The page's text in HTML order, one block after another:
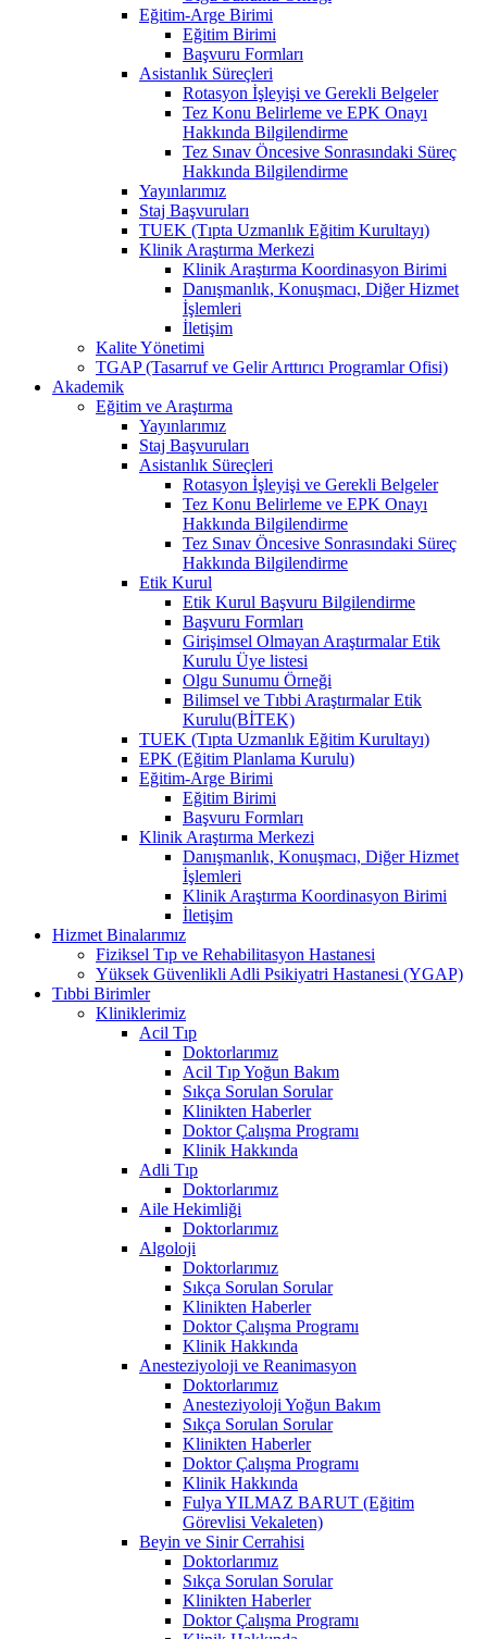
Eğitim-Arge Birimi
Eğitim Birimi
Başvuru Formları
Asistanlık Süreçleri
Rotasyon İşleyişi ve Gerekli Belgeler
Tez Konu Belirleme ve EPK Onayı
Hakkında Bilgilendirme
Tez Sınav Öncesive Sonrasındaki Süreç
Hakkında Bilgilendirme
Yayınlarımız
Staj Başvuruları
TUEK (Tıpta Uzmanlık Eğitim Kurultayı)
Klinik Araştırma Merkezi
Klinik Araştırma Koordinasyon Birimi
Danışmanlık, Konuşmacı, Diğer Hizmet
İşlemleri
İletişim
Kalite Yönetimi
TGAP (Tasarruf ve Gelir Arttırıcı Programlar Ofisi)
Akademik
Eğitim ve Araştırma
Yayınlarımız
Staj Başvuruları
Asistanlık Süreçleri
Rotasyon İşleyişi ve Gerekli Belgeler
Tez Konu Belirleme ve EPK Onayı
Hakkında Bilgilendirme
Tez Sınav Öncesive Sonrasındaki Süreç
Hakkında Bilgilendirme
Etik Kurul
Etik Kurul Başvuru Bilgilendirme
Başvuru Formları
Girişimsel Olmayan Araştırmalar Etik
Kurulu Üye listesi
Olgu Sunumu Örneği
Bilimsel ve Tıbbi Araştırmalar Etik
Kurulu(BİTEK)
TUEK (Tıpta Uzmanlık Eğitim Kurultayı)
EPK (Eğitim Planlama Kurulu)
Eğitim-Arge Birimi
Eğitim Birimi
Başvuru Formları
Klinik Araştırma Merkezi
Danışmanlık, Konuşmacı, Diğer Hizmet
İşlemleri
Klinik Araştırma Koordinasyon Birimi
İletişim
Hizmet Binalarımız
Fiziksel Tıp ve Rehabilitasyon Hastanesi
Yüksek Güvenlikli Adli Psikiyatri Hastanesi (YGAP)
Tıbbi Birimler
Kliniklerimiz
Acil Tıp
Doktorlarımız
Acil Tıp Yoğun Bakım
Sıkça Sorulan Sorular
Klinikten Haberler
Doktor Çalışma Programı
Klinik Hakkında
Adli Tıp
Doktorlarımız
Aile Hekimliği
Doktorlarımız
Algoloji
Doktorlarımız
Sıkça Sorulan Sorular
Klinikten Haberler
Doktor Çalışma Programı
Klinik Hakkında
Anesteziyoloji ve Reanimasyon
Doktorlarımız
Anesteziyoloji Yoğun Bakım
Sıkça Sorulan Sorular
Klinikten Haberler
Doktor Çalışma Programı
Klinik Hakkında
Fulya YILMAZ BARUT (Eğitim
Görevlisi Vekaleten)
Beyin ve Sinir Cerrahisi
Doktorlarımız
Sıkça Sorulan Sorular
Klinikten Haberler
Doktor Çalışma Programı